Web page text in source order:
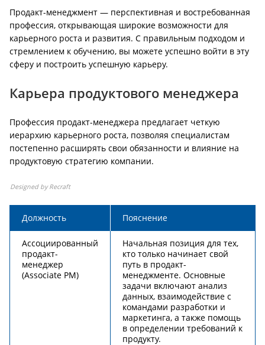
Продакт-менеджмент — перспективная и востребованная
профессия, открывающая широкие возможности для
карьерного роста и развития. С правильным подходом и
стремлением к обучению, вы можете успешно войти в эту
сферу и построить успешную карьеру.
Карьера продуктового менеджера
Профессия продакт-менеджера предлагает четкую
иерархию карьерного роста, позволяя специалистам
постепенно расширять свои обязанности и влияние на
продуктовую стратегию компании.
Designed by Recraft
Должность Пояснение
Ассоциированный
продакт-
менеджер
(Associate PM)
Начальная позиция для тех,
кто только начинает свой
путь в продакт-
менеджменте. Основные
задачи включают анализ
данных, взаимодействие с
командами разработки и
маркетинга, а также помощь
в определении требований к
продукту.